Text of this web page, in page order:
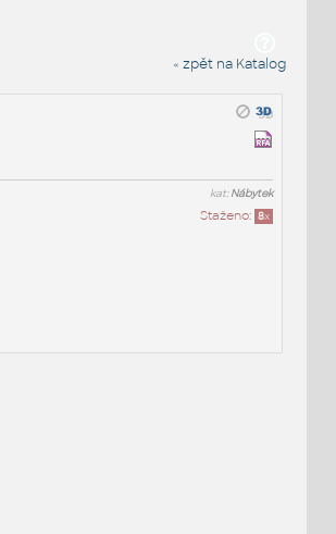
« zpět na Katalog
kat:Nábytek
Staženo: 8x